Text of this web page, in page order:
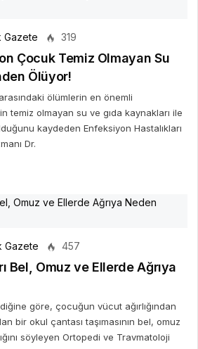
Gazete 319
Çocuk Temiz Olmayan Su
Ölüyor!
ölümlerin en önemli
temiz olmayan su ve gıda kaynakları ile
kaydeden Enfeksiyon Hastalıkları
Dr.
Gazete 457
Bel, Omuz ve Ellerde Ağrıya
göre, çocuğun vücut ağırlığından
bir okul çantası taşımasının bel, omuz
söyleyen Ortopedi ve Travmatoloji